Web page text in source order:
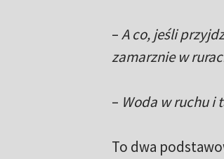
–A co, jeśli
zamarznie w
– Woda w ruchu i
To dwa